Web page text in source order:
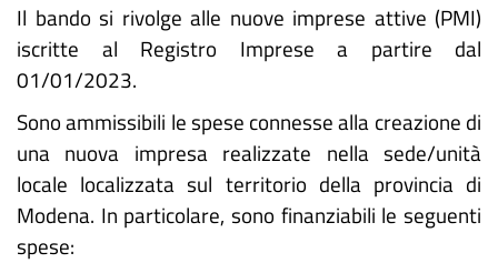
Il bando si rivolge alle nuove imprese attive (PMI)
iscritte al Registro Imprese a partire dal
01/01/2023.
Sono ammissibili le spese connesse alla creazione di
una nuova impresa realizzate nella sede/unità
locale localizzata sul territorio della provincia di
Modena. In particolare, sono finanziabili le seguenti
spese: